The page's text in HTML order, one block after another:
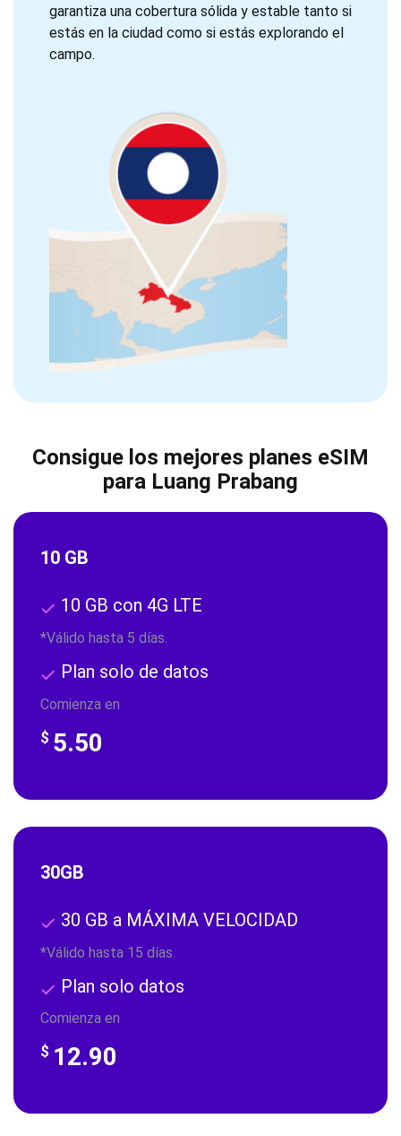
garantiza una cobertura sólida y estable tanto si
estás en la ciudad como si estás explorando el
campo.
Consigue los mejores planes eSIM
para Luang Prabang
10 GB
10 GB con 4G LTE
*Válido hasta 5 días.
Plan solo de datos
Comienza en
$ 5.50
30GB
30 GB a MÁXIMA VELOCIDAD
*Válido hasta 15 días.
Plan solo datos
Comienza en
$ 12.90